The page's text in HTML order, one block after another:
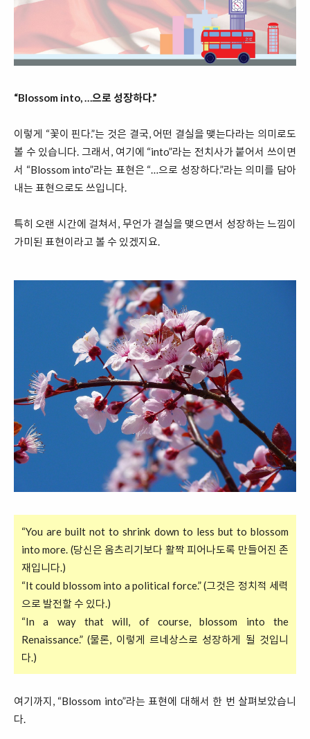
“Blossom into, …으로 성장하다.”
이렇게 “꽃이 핀다.”는 것은 결국, 어떤 결실을 맺는다라는 의미로도
볼 수 있습니다. 그래서, 여기에 “into”라는 전치사가 붙어서 쓰이면
서 “Blossom into”라는 표현은 “…으로 성장하다.”라는 의미를 담아
내는 표현으로도 쓰입니다.
특히 오랜 시간에 걸쳐서, 무언가 결실을 맺으면서 성장하는 느낌이
가미된 표현이라고 볼 수 있겠지요.
“You are built not to shrink down to less but to blossom
into more. (당신은 움츠리기보다 활짝 피어나도록 만들어진 존
재입니다.)
“It could blossom into a political force.” (그것은 정치적 세력
으로 발전할 수 있다.)
“In a way that will, of course, blossom into the
Renaissance.” (물론, 이렇게 르네상스로 성장하게 될 것입니
다.)
여기까지, “Blossom into”라는 표현에 대해서 한 번 살펴보았습니
다.